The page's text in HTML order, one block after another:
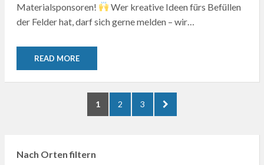
Materialsponsoren!
Wer kreative Ideen fürs Befüllen
der Felder hat, darf sich gerne melden – wir…
READ MORE
Seitennummerierung
PAGE
1 PAGE
2 PAGE
3
NEXT
PAGE
Nach Orten filtern